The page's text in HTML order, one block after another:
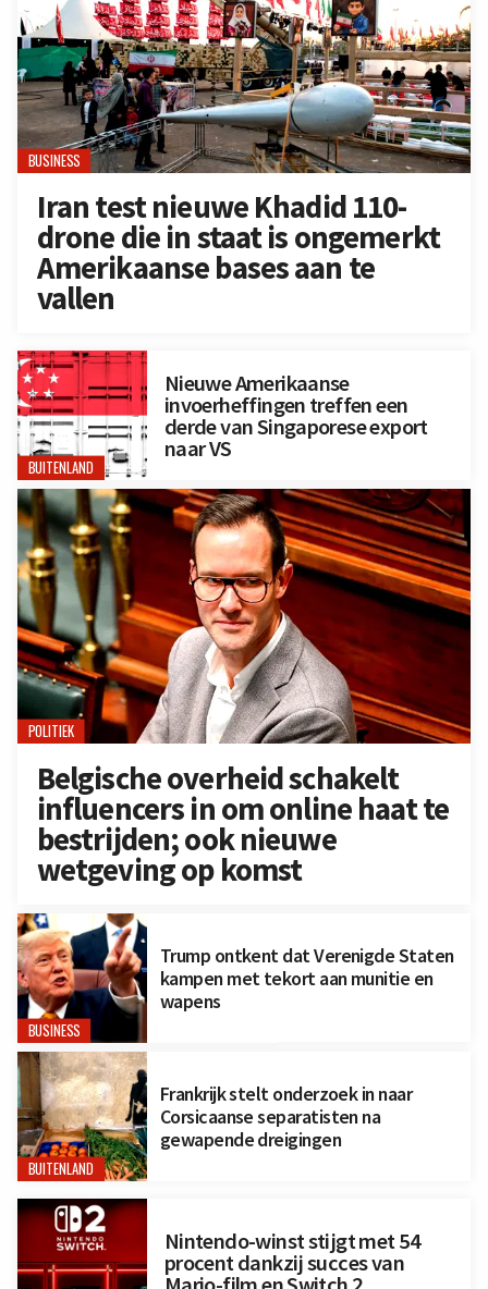
BUSINESS
Iran test nieuwe Khadid 110-
drone die in staat is ongemerkt
Amerikaanse bases aan te
vallen
BUITENLAND
Nieuwe Amerikaanse
invoerheffingen treffen een
derde van Singaporese export
naar VS
POLITIEK
Belgische overheid schakelt
influencers in om online haat te
bestrijden; ook nieuwe
wetgeving op komst
BUSINESS
Trump ontkent dat Verenigde Staten
kampen met tekort aan munitie en
wapens
BUITENLAND
Frankrijk stelt onderzoek in naar
Corsicaanse separatisten na
gewapende dreigingen
Nintendo-winst stijgt met 54
procent dankzij succes van